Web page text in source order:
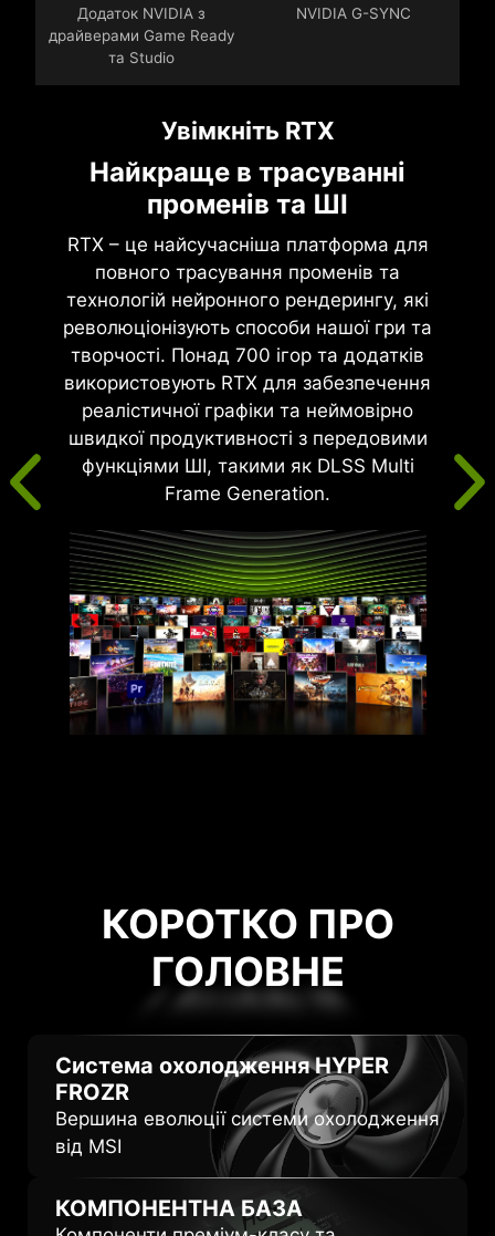
Додаток NVIDIA з
драйверами Game Ready
та Studio
NVIDIA G-SYNC
Увімкніть RTX
Найкраще в трасуванні
променів та ШІ
RTX – це найсучасніша платформа для
повного трасування променів та
технологій нейронного рендерингу, які
революціонізують способи нашої гри та
творчості. Понад 700 ігор та додатків
використовують RTX для забезпечення
реалістичної графіки та неймовірно
швидкої продуктивності з передовими
функціями ШІ, такими як DLSS Multi
Frame Generation.
КОРОТКО ПРО
ГОЛОВНЕ
ГОЛОВНЕ
Система охолодженняHYPER
FROZR
Вершина еволюції системи охолодження
від MSI
КОМПОНЕНТНА БАЗА